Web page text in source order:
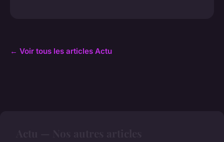
← Voir tous les articles Actu